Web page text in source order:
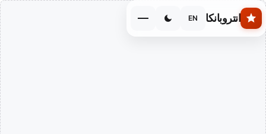
Skip to main content
انتروبانكا EN